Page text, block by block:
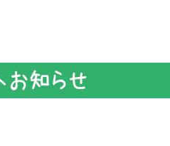
知らせ